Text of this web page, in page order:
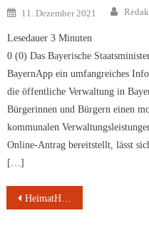
Posted
on
11. Dezember 2021
Lesedauer 3 Minuten
0 (0) Das Bayerische
BayernApp ein umfangreiches
die öffentliche Verwaltung in
Bürgerinnen und Bürgern einen
kommunalen
Online-Antrag bereitstellt, lässt
[…]
HeimatHub: Heimat und Geschichte digital fördern